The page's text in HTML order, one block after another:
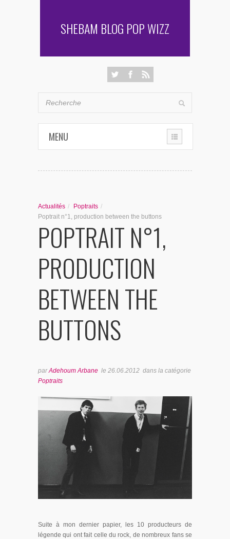
SHEBAM BLOG POP WIZZ
MENU
PENSÉES & AUTRES AVENTURES
BONUS TRACKS
Actualités / Poptraits /
Poptrait n°1, production between the buttons
POPTRAIT N°1,
PRODUCTION
BETWEEN THE
BUTTONS
parAdehoum Arbane le 26.06.2012 dans la catégorie
Poptraits
Suite à mon dernier papier, les 10 producteurs de
légende qui ont fait celle du rock, de nombreux fans se